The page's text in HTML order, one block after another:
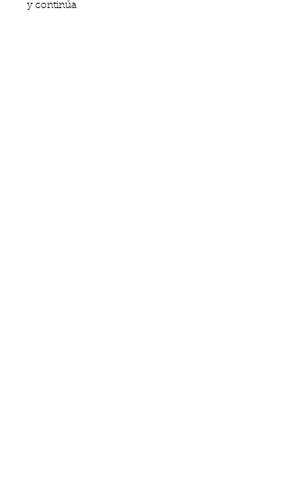
y continúa